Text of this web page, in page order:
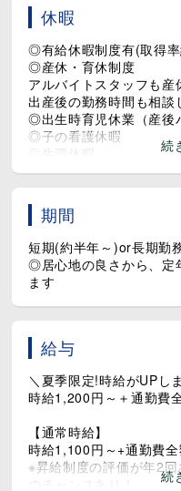
休暇
続
◎有給休暇制度有(取得
◎産休・育休制度
アルバイトスタッフも
出産後の勤務時間も相
◎出生時育児休業（産後
◎子の看護休暇
◎生理休暇
◎介護休暇
期間
短期(約半年～)or長期勤
◎居心地の良さから、定
ます
給与
続
＼夏季限定!時給がUPし
時給1,200円～＋通勤費
【通常時給】
時給1,100円～+通勤費
※昇給制度の評価が年2
のチャンスあり！